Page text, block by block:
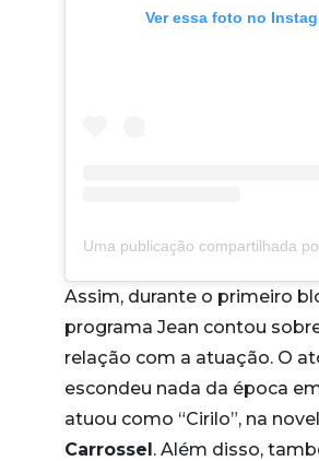
Ver essa foto no
Assim, durante o primeiro
programa Jean contou
relação com a atuação. O
escondeu nada da época
atuou como “Cirilo”, na
Carrossel. Além disso,